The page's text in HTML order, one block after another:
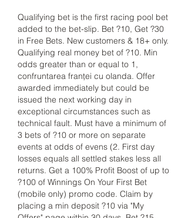
Qualifying bet is the first racing pool bet
added to the bet-slip. Bet ?10, Get ?30
in Free Bets. New customers & 18+ only.
Qualifying real money bet of ?10. Min
odds greater than or equal to 1,
confruntarea franței cu olanda. Offer
awarded immediately but could be
issued the next working day in
exceptional circumstances such as
technical fault. Must have a minimum of
3 bets of ?10 or more on separate
events at odds of evens (2. First day
losses equals all settled stakes less all
returns. Get a 100% Profit Boost of up to
?100 of Winnings On Your First Bet
(mobile only) promo code. Claim by
placing a min deposit ?10 via "My